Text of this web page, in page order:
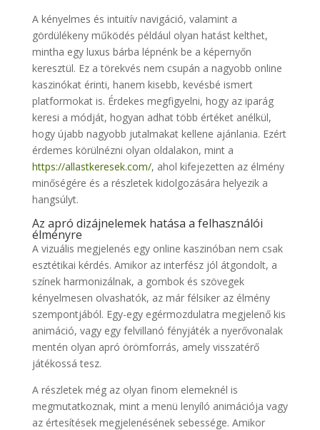
A kényelmes és intuitív navigáció, valamint a
gördülékeny működés például olyan hatást kelthet,
mintha egy luxus bárba lépnénk be a képernyőn
keresztül. Ez a törekvés nem csupán a nagyobb online
kaszinókat érinti, hanem kisebb, kevésbé ismert
platformokat is. Érdekes megfigyelni, hogy az iparág
keresi a módját, hogyan adhat több értéket anélkül,
hogy újabb nagyobb jutalmakat kellene ajánlania. Ezért
érdemes körülnézni olyan oldalakon, mint a
https://allastkeresek.com/, ahol kifejezetten az élmény
minőségére és a részletek kidolgozására helyezik a
hangsúlyt.
Az apró dizájnelemek hatása a felhasználói
élményre
A vizuális megjelenés egy online kaszinóban nem csak
esztétikai kérdés. Amikor az interfész jól átgondolt, a
színek harmonizálnak, a gombok és szövegek
kényelmesen olvashatók, az már félsiker az élmény
szempontjából. Egy-egy egérmozdulatra megjelenő kis
animáció, vagy egy felvillanó fényjáték a nyerővonalak
mentén olyan apró örömforrás, amely visszatérő
játékossá tesz.
A részletek még az olyan finom elemeknél is
megmutatkoznak, mint a menü lenyíló animációja vagy
az értesítések megjelenésének sebessége. Amikor